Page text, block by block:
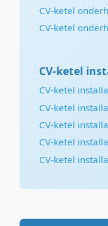
CV-ketel
CV-ketel
CV-ketel
CV-ketel
CV-ketel
CV-ketel
CV-ketel
CV-ketel